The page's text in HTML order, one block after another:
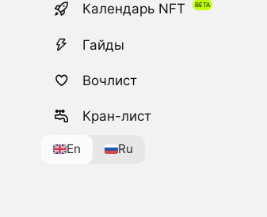
Календарь NFT
Гайды
Вочлист
Кран-лист
En Ru